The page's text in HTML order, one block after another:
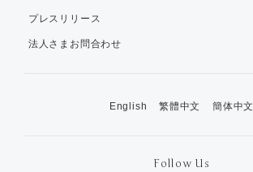
プレスリリース
法人さまお問合わせ
English 繁體中文 簡体中文
Follow Us